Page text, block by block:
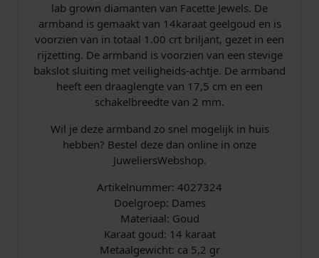
r
i
j
s
w
a
s
:
1
.
9
4
0
2
7
3
2
4
a
b
r
n
b
lab grown diamanten van Facette Jewels. De
armband is gemaakt van 14karaat geelgoud en is
voorzien van in totaal 1.00 crt briljant, gezet in een
rijzetting. De armband is voorzien van een stevige
bakslot sluiting met veiligheids-achtje. De armband
heeft een draaglengte van 17,5 cm en een
schakelbreedte van 2 mm.
Wil je deze armband zo snel mogelijk in huis
hebben? Bestel deze dan online in onze
JuweliersWebshop.
Artikelnummer: 4027324
Doelgroep: Dames
Materiaal: Goud
Karaat goud: 14 karaat
Metaalgewicht: ca 5,2 gr